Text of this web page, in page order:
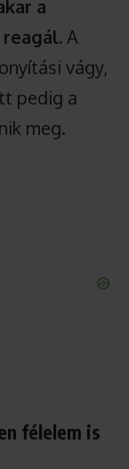
a
A
vágy,
pedig a
meg.
félelem is